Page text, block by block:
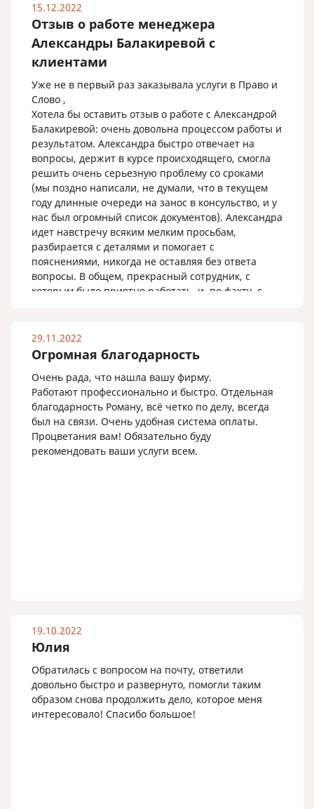
15.12.2022
Отзыв о работе менеджера
Александры Балакиревой с
клиентами
Уже не в первый раз заказывала услуги в Право и
Слово ,
Хотела бы оставить отзыв о работе с Александрой
Балакиревой: очень довольна процессом работы и
результатом. Александра быстро отвечает на
вопросы, держит в курсе происходящего, смогла
решить очень серьезную проблему со сроками
(мы поздно написали, не думали, что в текущем
году длинные очереди на занос в консульство, и у
нас был огромный список документов). Александра
идет навстречу всяким мелким просьбам,
разбирается с деталями и помогает с
пояснениями, никогда не оставляя без ответа
вопросы. В общем, прекрасный сотрудник, с
которым было приятно работать, и, по факту, с
29.11.2022
Огромная благодарность
Очень рада, что нашла вашу фирму.
Работают профессионально и быстро. Отдельная
благодарность Роману, всё четко по делу, всегда
был на связи. Очень удобная система оплаты.
Процветания вам! Обязательно буду
рекомендовать ваши услуги всем.
19.10.2022
Юлия
Обратилась с вопросом на почту, ответили
довольно быстро и развернуто, помогли таким
образом снова продолжить дело, которое меня
интересовало! Спасибо большое!